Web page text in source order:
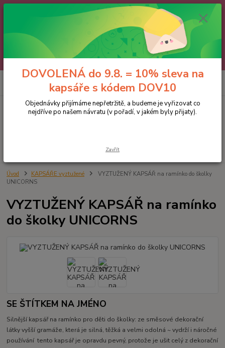
🌼 DOVOLENÁ do 9.8. 🌼
Jakmile se vrátíme, všechny objednávky, e-maily i telefonáty vyřídíme
postupně - v pořadí, v jakém nám přišly. Děkujeme za trpělivost.
A abychom vám čekání trochu zpříjemnili: doprava ZDARMA nad 700 Kč
a 10% sleva na kapsáře 😊 Slevový kód: DOV10
Menu
0
Úvod KAPSÁŘE vyztužené
VYZTUŽENÝ KAPSÁŘ na ramínko do školky
UNICORNS
VYZTUŽENÝ KAPSÁŘ na ramínko
do školky UNICORNS
SE ŠTÍTKEM NA JMÉNO
Silnější kapsář na ramínko pro děti do školky: ze směsové dekorační
látky vyšší gramáže, která je silná, těžká a velmi odolná ~ vydrží i náročné
používání tento kapsář je opravdu pevný, protože je ušit celý z dekorační
DOVOLENÁ do 9.8. = 10% sleva na
kapsáře s kódem DOV10
Objednávky přijímáme nepřetržitě, a budeme je vyřizovat co
nejdříve po našem návratu (v pořadí, v jakém byly přijaty).
Zavřít